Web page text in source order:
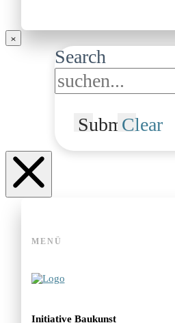
Search
SubmitClear
MENÜ
Initiative Baukunst